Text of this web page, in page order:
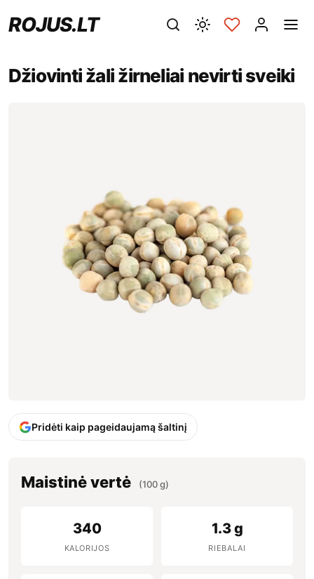
ROJUS.LT
Džiovinti žali žirneliai nevirti sveiki
Pridėti kaip pageidaujamą šaltinį
Maistinė vertė (100 g)
340
KALORIJOS
1.3 g
RIEBALAI